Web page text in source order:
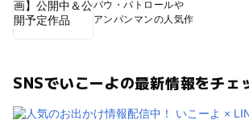
パウ・パトロールや
アンパンマンの人気作
SNSでいこーよの最新情報をチェ